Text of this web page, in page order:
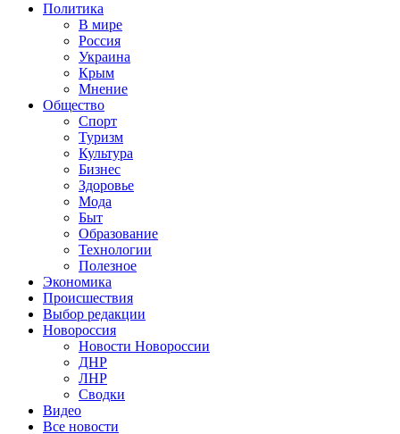
Политика
В мире
Россия
Украина
Крым
Мнение
Общество
Спорт
Туризм
Культура
Бизнес
Здоровье
Мода
Быт
Образование
Технологии
Полезное
Экономика
Происшествия
Выбор редакции
Новороссия
Новости Новороссии
ДНР
ЛНР
Сводки
Видео
Все новости